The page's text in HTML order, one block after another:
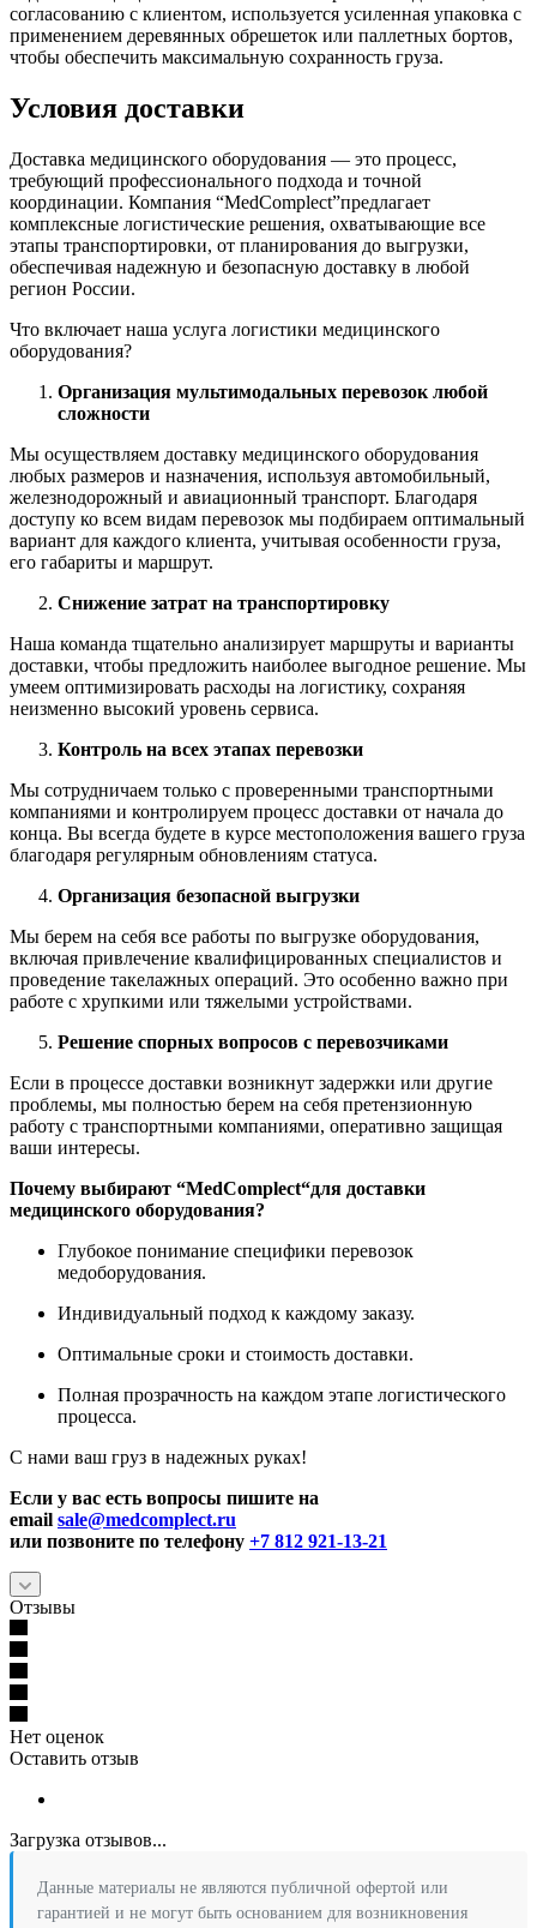
согласованию с клиентом, используется усиленная упаковка с
применением деревянных обрешеток или паллетных бортов,
чтобы обеспечить максимальную сохранность груза.
Условия доставки
Доставка медицинского оборудования — это процесс,
требующий профессионального подхода и точной
координации. Компания “MedComplect”предлагает
комплексные логистические решения, охватывающие все
этапы транспортировки, от планирования до выгрузки,
обеспечивая надежную и безопасную доставку в любой
регион России.
Что включает наша услуга логистики медицинского
оборудования?
Организация мультимодальных перевозок любой
сложности
Мы осуществляем доставку медицинского оборудования
любых размеров и назначения, используя автомобильный,
железнодорожный и авиационный транспорт. Благодаря
доступу ко всем видам перевозок мы подбираем оптимальный
вариант для каждого клиента, учитывая особенности груза,
его габариты и маршрут.
Снижение затрат на транспортировку
Наша команда тщательно анализирует маршруты и варианты
доставки, чтобы предложить наиболее выгодное решение. Мы
умеем оптимизировать расходы на логистику, сохраняя
неизменно высокий уровень сервиса.
Контроль на всех этапах перевозки
Мы сотрудничаем только с проверенными транспортными
компаниями и контролируем процесс доставки от начала до
конца. Вы всегда будете в курсе местоположения вашего груза
благодаря регулярным обновлениям статуса.
Организация безопасной выгрузки
Мы берем на себя все работы по выгрузке оборудования,
включая привлечение квалифицированных специалистов и
проведение такелажных операций. Это особенно важно при
работе с хрупкими или тяжелыми устройствами.
Решение спорных вопросов с перевозчиками
Если в процессе доставки возникнут задержки или другие
проблемы, мы полностью берем на себя претензионную
работу с транспортными компаниями, оперативно защищая
ваши интересы.
Почему выбирают “MedComplect“для доставки
медицинского оборудования?
Глубокое понимание специфики перевозок
медоборудования.
Индивидуальный подход к каждому заказу.
Оптимальные сроки и стоимость доставки.
Полная прозрачность на каждом этапе логистического
процесса.
С нами ваш груз в надежных руках!
Если у вас есть вопросы пишите на
email sale@medcomplect.ru
или позвоните по телефону +7 812 921-13-21
Отзывы
Нет оценок
Оставить отзыв
Загрузка отзывов...
Данные материалы не являются публичной офертой или
гарантией и не могут быть основанием для возникновения